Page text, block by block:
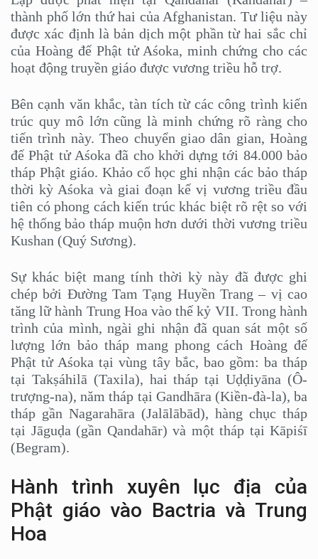
thành phố lớn thứ hai của Afghanistan. Tư liệu này
được xác định là bản dịch một phần từ hai sắc chỉ
của Hoàng đế Phật tử Aśoka, minh chứng cho các
hoạt động truyền giáo được vương triều hỗ trợ.
Bên cạnh văn khắc, tàn tích từ các công trình kiến
trúc quy mô lớn cũng là minh chứng rõ ràng cho
tiến trình này. Theo chuyển giao dân gian, Hoàng
đế Phật tử Aśoka đã cho khởi dựng tới 84.000 bảo
tháp Phật giáo. Khảo cổ học ghi nhận các bảo tháp
thời kỳ Aśoka và giai đoạn kế vị vương triều đầu
tiên có phong cách kiến trúc khác biệt rõ rệt so với
hệ thống bảo tháp muộn hơn dưới thời vương triều
Kushan (Quý Sương).
Sự khác biệt mang tính thời kỳ này đã được ghi
chép bởi Đường Tam Tạng Huyền Trang – vị cao
tăng lữ hành Trung Hoa vào thế kỷ VII. Trong hành
trình của mình, ngài ghi nhận đã quan sát một số
lượng lớn bảo tháp mang phong cách Hoàng đế
Phật tử Aśoka tại vùng tây bắc, bao gồm: ba tháp
tại Takṣáhilā (Taxila), hai tháp tại Uḍḍiyāna (Ô-
trượng-na), năm tháp tại Gandhāra (Kiền-đà-la), ba
tháp gần Nagarahāra (Jalālābād), hàng chục tháp
tại Jāguḍa (gần Qandahār) và một tháp tại Kāpiśī
(Begram).
Hành trình xuyên lục địa của
Phật giáo vào Bactria và Trung
Hoa